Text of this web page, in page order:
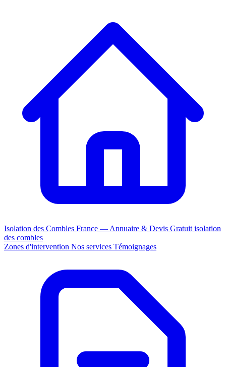
Isolation des Combles France — Annuaire & Devis Gratuit isolation
des combles
Zones d'intervention Nos services Témoignages